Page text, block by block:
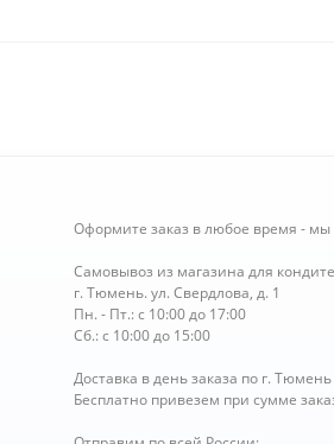
Оформите заказ в любое время - мы
Самовывоз из магазина для
г. Тюмень. ул. Свердлова, д. 1
Пн. - Пт.: с 10:00 до 17:00
Сб.: с 10:00 до 15:00
Доставка в день заказа по г.
Бесплатно привезем при сумме